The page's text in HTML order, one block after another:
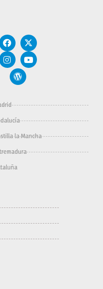
F
a
c
e
b
o
X
-
t
w
i
r
I
n
s
t
a
g
m
Y
o
u
t
u
W
o
d
p
r
e
s
la Mancha